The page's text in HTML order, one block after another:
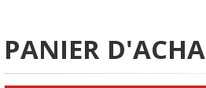
PANIER